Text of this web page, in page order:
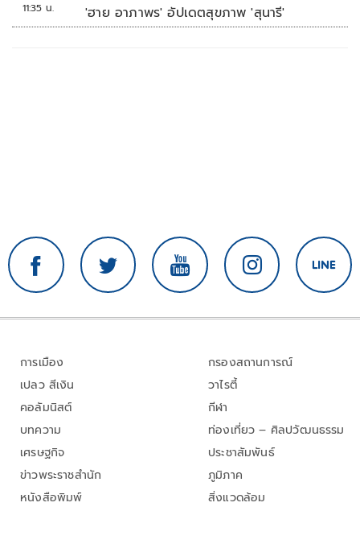
11:35 น. 'ฮาย อาภาพร' อัปเดตสุขภาพ 'สุนารี'
การเมือง
เปลว สีเงิน
คอลัมนิสต์
บทความ
เศรษฐกิจ
ข่าวพระราชสำนัก
หนังสือพิมพ์
กรองสถานการณ์
วาไรตี้
กีฬา
ท่องเที่ยว – ศิลปวัฒนธรรม
ประชาสัมพันธ์
ภูมิภาค
สิ่งแวดล้อม